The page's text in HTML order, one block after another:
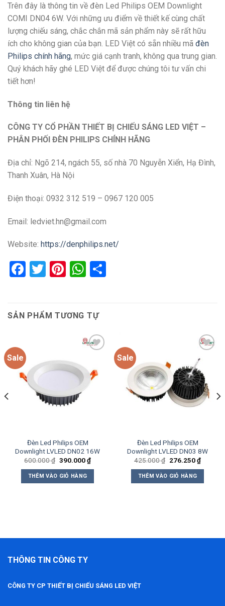
Trên đây là thông tin về đèn Led Philips OEM Downlight
COMI DN04 6W. Với những ưu điểm về thiết kế cùng chất
lượng chiếu sáng, chắc chắn mã sản phẩm này sẽ rất hữu
ích cho không gian của bạn. LED Việt có sẵn nhiều mã đèn
Philips chính hãng, mức giá cạnh tranh, không qua trung gian.
Quý khách hãy ghé LED Việt để được chúng tôi tư vấn chi
tiết hơn!
Thông tin liên hệ
CÔNG TY CỔ PHẦN THIẾT BỊ CHIẾU SÁNG LED VIỆT –
PHÂN PHỐI ĐÈN PHILIPS CHÍNH HÃNG
Địa chỉ: Ngõ 214, ngách 55, số nhà 70 Nguyễn Xiển, Hạ Đình,
Thanh Xuân, Hà Nội
Điện thoại: 0932 312 519 – 0967 120 005
Email: ledviet.hn@gmail.com
Website: https://denphilips.net/
Facebook
Twitter
Pinterest
WhatsApp
SẢN PHẨM TƯƠNG TỰ
Sale
Add to
wishlist
Đèn Led Philips OEM
Downlight LVLED DN02 16W
600.000₫ Giá
là:
600.000 ₫.
390.000₫Giá
hiện
390.000 ₫.
THÊM VÀO GIỎ HÀNG
Sale
Add to
wishlist
Đèn Led Philips OEM
Downlight LVLED DN03 8W
425.000₫ Giá
là:
425.000 ₫.
276.250₫Giá
hiện
THÊM VÀO GIỎ HÀNG
THÔNG TIN CÔNG TY
CÔNG TY CP THIẾT BỊ CHIẾU SÁNG LED VIỆT